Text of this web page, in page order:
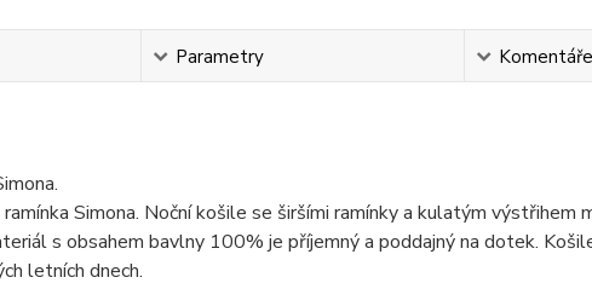
Parametry Komentáře
Simona. Noční košile se širšími ramínky a kulatým výstřihem
s obsahem bavlny 100% je příjemný a poddajný na dotek.
letních dnech.